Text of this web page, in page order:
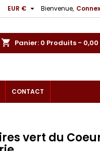
Bienvenue,
EUR € 
shopping_cart Panier: 0 Produits -
CONTACT
vert du